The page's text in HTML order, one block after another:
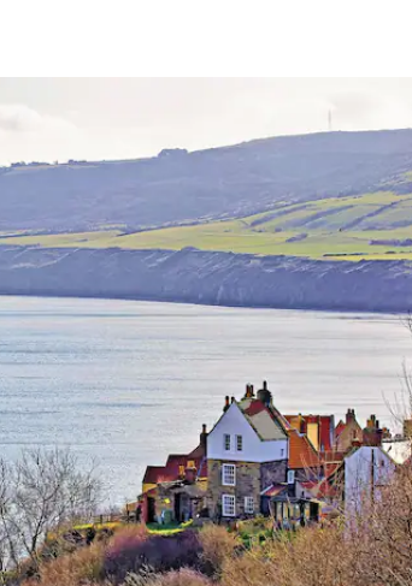
de pijltjestoetsen omhoog en omlaag, óf door te